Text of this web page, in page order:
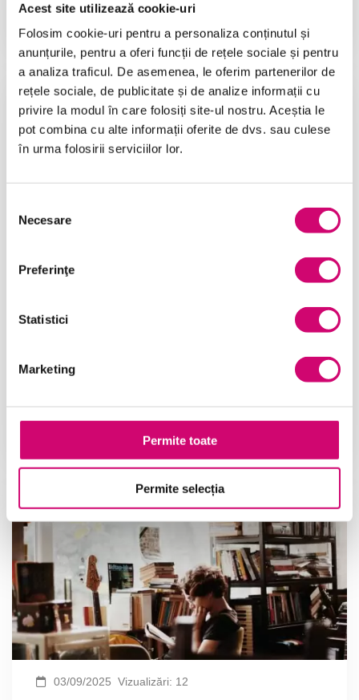
Acest site utilizează cookie-uri
Folosim cookie-uri pentru a personaliza conținutul și
anunțurile, pentru a oferi funcții de rețele sociale și pentru
a analiza traficul. De asemenea, le oferim partenerilor de
rețele sociale, de publicitate și de analize informații cu
privire la modul în care folosiți site-ul nostru. Aceștia le
pot combina cu alte informații oferite de dvs. sau culese
în urma folosirii serviciilor lor.
consimțământului
Necesare
Preferinţe
Statistici
Marketing
Permite toate
Permite selecția
03/09/2025
americana?
engleza americana? Engleza este …
Citește
03/09/2025 Vizualizări: 12